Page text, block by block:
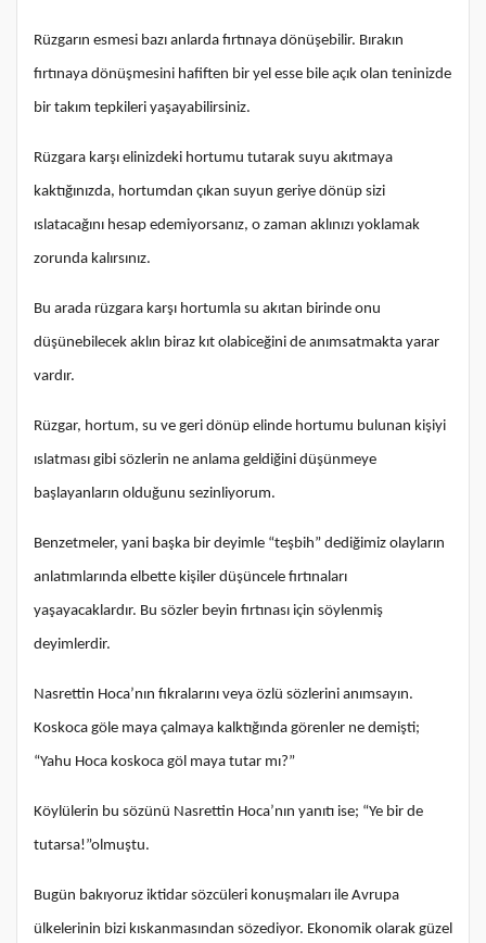
Rüzgarın esmesi bazı anlarda fırtınaya dönüşebilir. Bırakın
fırtınaya dönüşmesini hafiften bir yel esse bile açık olan teninizde
bir takım tepkileri yaşayabilirsiniz.
Rüzgara karşı elinizdeki hortumu tutarak suyu akıtmaya
kaktığınızda, hortumdan çıkan suyun geriye dönüp sizi
ıslatacağını hesap edemiyorsanız, o zaman aklınızı yoklamak
zorunda kalırsınız.
Bu arada rüzgara karşı hortumla su akıtan birinde onu
düşünebilecek aklın biraz kıt olabiceğini de anımsatmakta yarar
vardır.
Rüzgar, hortum, su ve geri dönüp elinde hortumu bulunan kişiyi
ıslatması gibi sözlerin ne anlama geldiğini düşünmeye
başlayanların olduğunu sezinliyorum.
Benzetmeler, yani başka bir deyimle “teşbih” dediğimiz olayların
anlatımlarında elbette kişiler düşüncele fırtınaları
yaşayacaklardır. Bu sözler beyin fırtınası için söylenmiş
deyimlerdir.
Nasrettin Hoca’nın fıkralarını veya özlü sözlerini anımsayın.
Koskoca göle maya çalmaya kalktığında görenler ne demişti;
“Yahu Hoca koskoca göl maya tutar mı?”
Köylülerin bu sözünü Nasrettin Hoca’nın yanıtı ise; “Ye bir de
tutarsa!”olmuştu.
Bugün bakıyoruz iktidar sözcüleri konuşmaları ile Avrupa
ülkelerinin bizi kıskanmasından sözediyor. Ekonomik olarak güzel